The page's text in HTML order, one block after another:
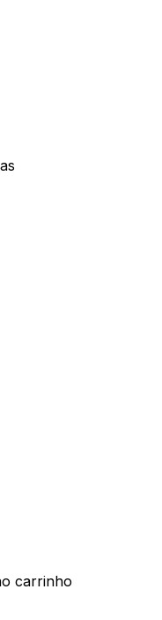
carrinho